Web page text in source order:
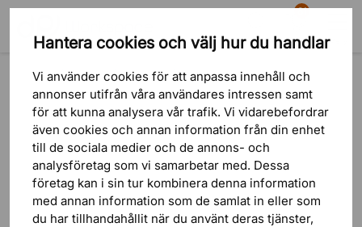
Hantera cookies och välj hur du handlar
Vi använder cookies för att anpassa innehåll och
annonser utifrån våra användares intressen samt
för att kunna analysera vår trafik. Vi vidarebefordrar
även cookies och annan information från din enhet
till de sociala medier och de annons- och
analysföretag som vi samarbetar med. Dessa
företag kan i sin tur kombinera denna information
med annan information som de samlat in eller som
du har tillhandahållit när du använt deras tjänster,
Sök
81
Varukorg Meny